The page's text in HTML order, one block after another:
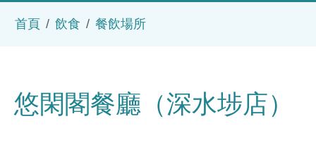
首頁 飲食 餐飲場所
悠閑閣餐廳（深水埗店）